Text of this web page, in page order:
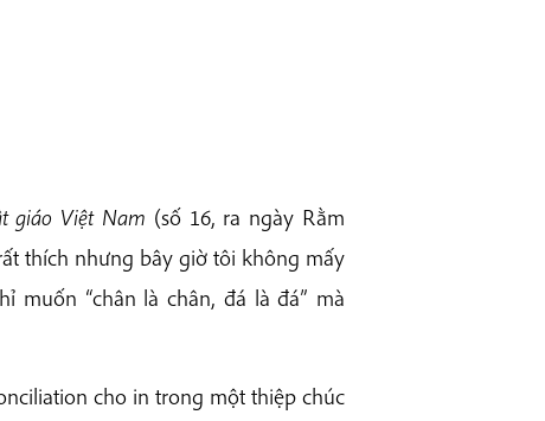
giáo Việt Nam (số 16, ra ngày Rằm
thích nhưng bây giờ tôi không mấy
muốn “chân là chân, đá là đá” mà
cho in trong một thiệp chúc